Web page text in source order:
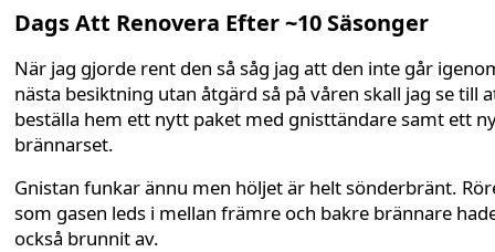
Dags Att Renovera Efter ~10 Säsonger
När jag gjorde rent den så såg jag att den inte går
nästa besiktning utan åtgärd så på våren skall jag se till
beställa hem ett nytt paket med gnisttändare samt ett
brännarset.
Gnistan funkar ännu men höljet är helt sönderbränt.
som gasen leds i mellan främre och bakre brännare
också brunnit av.